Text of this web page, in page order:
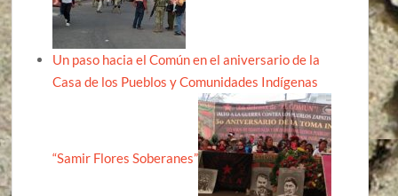
Un paso hacia el Común en el aniversario de la
Casa de los Pueblos y Comunidades Indígenas
“Samir Flores Soberanes”